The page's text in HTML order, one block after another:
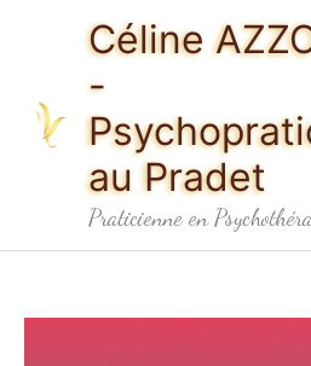
Céline
-
au Pradet
Praticienne en